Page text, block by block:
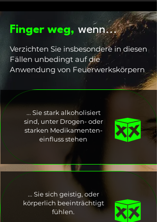
Finger weg, wenn...
Verzichten Sie insbesondere in diesen
Fällen unbedingt auf die
Anwendung von Feuerwerkskörpern
... Sie stark alkoholisiert
sind, unter Drogen- oder
starken Medikamenten-
einfluss stehen
... Sie sich geistig, oder
körperlich beeinträchtigt
fühlen.